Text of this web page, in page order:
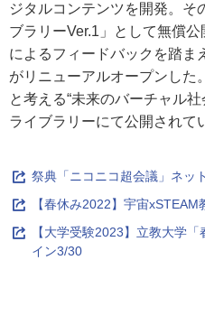
ジタルコンテンツを開発。そ
ブラリーVer.1」として無償
によるフィードバックを踏ま
がリニューアルオープンした
と考える“未来のバーチャル
ライブラリーにて公開されて
祭典「ニコニコ超会議」ネッ
【春休み2022】宇宙
【大学受験2023】立教大学
イン3/30